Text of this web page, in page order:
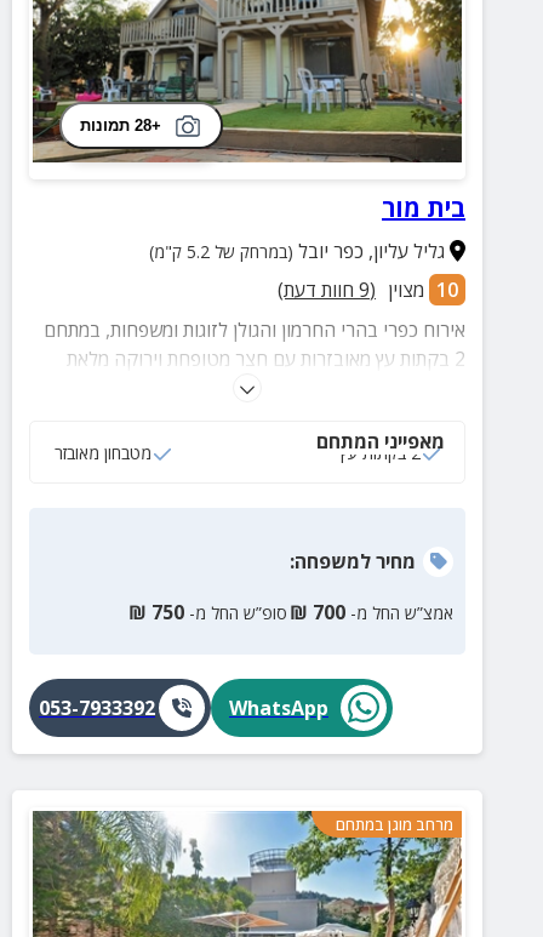
+28 תמונות
בית מור
גליל עליון, כפר יובל (במרחק של 5.2 ק"מ)
10 מצוין (
9 חוות דעת)
אירוח כפרי בהרי החרמון והגולן לזוגות ומשפחות, במתחם
2 בקתות עץ מאובזרות עם חצר מטופחת וירוקה מלאת
אטרקציות לכל הגילאים ולכל הרמות
מאפייני המתחם
2 בקתות עץ מטבחון מאובזר
מחירלמשפחה:
אמצ”ש החל מ- 700
₪ סופ”ש החל מ- 750
₪
WhatsApp
053-7933392
מרחב מוגן במתחם